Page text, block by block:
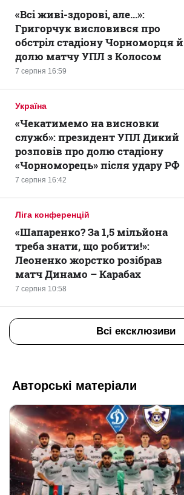
7 серпня 16:59
«Всі живі-здорові, але...»:
Григорчук висловився про
обстріл стадіону Чорноморця й
долю матчу УПЛ з Колосом
Україна
7 серпня 16:42
«Чекатимемо на висновки
служб»: президент УПЛ Дикий
розповів про долю стадіону
«Чорноморець» після удару РФ
Ліга конференцій
7 серпня 10:58
«Шапаренко? За 1,5 мільйона
треба знати, що робити!»:
Леоненко жорстко розібрав
матч Динамо – Карабах
Всі ексклюзиви
Авторські матеріали